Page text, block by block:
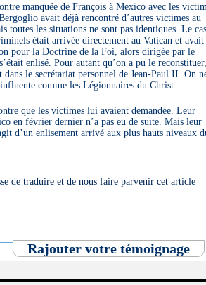
manquée de François à Mexico avec les
avait déjà rencontré d’autres victimes au
toutes les situations ne sont pas identiques. Le cas
était arrivée directement au Vatican et avait
pour la Doctrine de la Foi, alors dirigée par le
enlisé. Pour autant qu’on a pu le reconstituer,
le secrétariat personnel de Jean-Paul II. On
comme les Légionnaires du Christ.
que les victimes lui avaient demandée. Leur
en février dernier n’a pas eu de suite. Mais leur
d’un enlisement arrivé aux plus hauts niveaux
de traduire et de nous faire parvenir cet article
Rajouter votre témoignage